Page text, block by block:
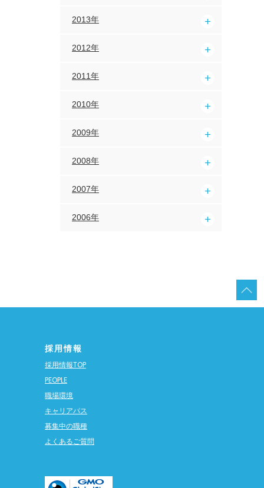
2013年
2012年
2011年
2010年
2009年
2008年
2007年
2006年
採用情報
採用情報TOP
PEOPLE
職場環境
キャリアパス
募集中の職種
よくあるご質問